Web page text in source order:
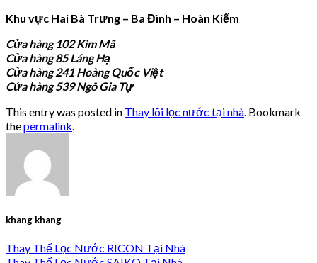
Khu vực Hai Bà Trưng – Ba Đình – Hoàn Kiếm
Cửa hàng 102 Kim Mã
Cửa hàng 85 Láng Hạ
Cửa hàng 241 Hoàng Quốc Việt
Cửa hàng 539 Ngô Gia Tự
This entry was posted in Thay lõi lọc nước tại nhà . Bookmark
thepermalink
khang khang
Thay Thế Lọc Nước RICON Tại Nhà